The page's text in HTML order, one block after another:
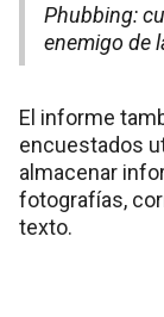
Phubbing:
enemigo de
El informe
encuestados
almacenar
fotografías,
texto.